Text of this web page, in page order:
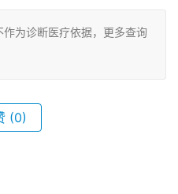
为诊断医疗依据，更多查询
(0)